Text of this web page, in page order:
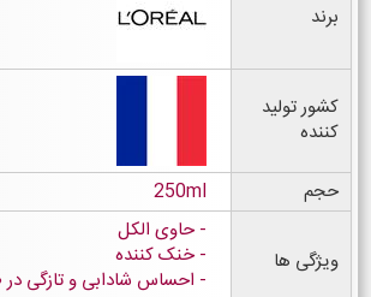
برند
کشور تولید
کننده
حجم
250ml
ویژگی ها
حاوی الکل
خنک کننده
احساس شادابی و تازگی در